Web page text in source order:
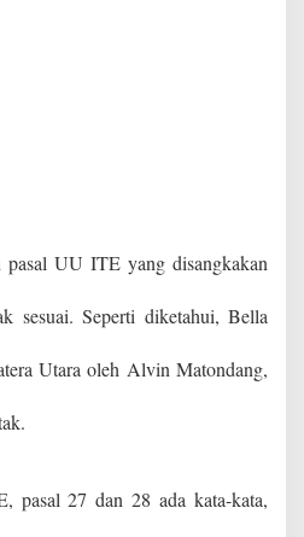
pasal UU ITE yang disangkakan
sesuai. Seperti diketahui, Bella
Utara oleh Alvin Matondang,
pasal 27 dan 28 ada kata-kata,